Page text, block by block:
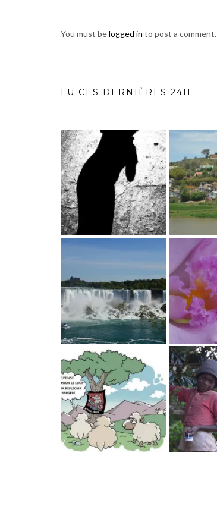
You must belogged in to post a comment.
LU CES DERNIÈRES 24H